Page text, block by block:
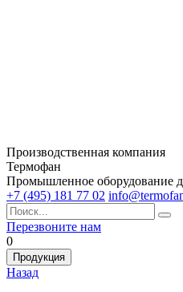
Производственная компания
Термофан
Промышленное оборудование
+7 (495) 181 77 02
Перезвоните нам
0
Продукция
Назад